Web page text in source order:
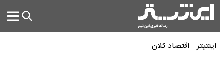
اینتیتر اقتصاد کلان